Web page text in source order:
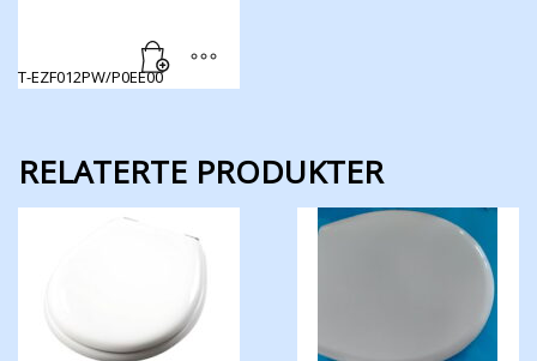
T-EZF012PW/P0EE00
RELATERTE PRODUKTER